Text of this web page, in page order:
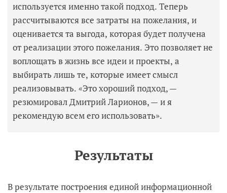
используется именно такой подход. Теперь
рассчитываются все затраты на пожелания, и
оценивается та выгода, которая будет получена
от реализации этого пожелания. Это позволяет не
воплощать в жизнь все идеи и проекты, а
выбирать лишь те, которые имеет смысл
реализовывать. «Это хороший подход, —
резюмировал Дмитрий Ларионов, — и я
рекомендую всем его использовать».
Результаты
В результате построения единой информационной